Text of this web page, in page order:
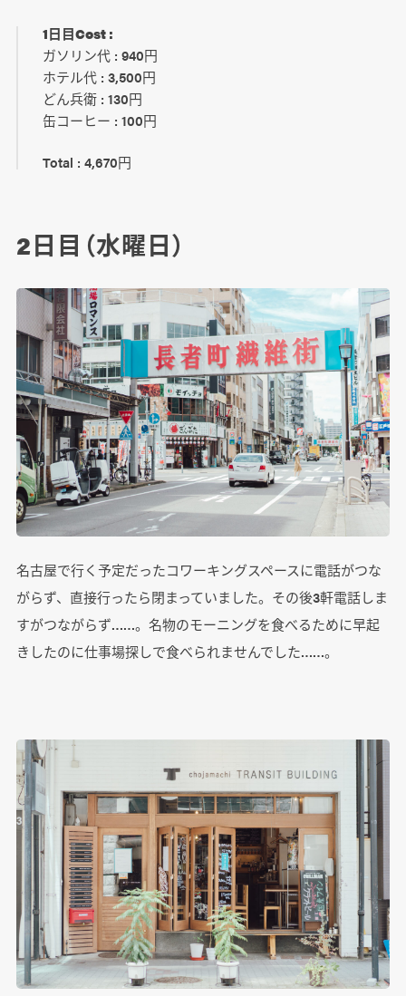
1日目Cost :
ガソリン代 : 940円
ホテル代 : 3,500円
どん兵衛 : 130円
缶コーヒー : 100円
Total : 4,670円
2日目（水曜日）
名古屋で行く予定だったコワーキングスペースに電話がつな
がらず、直接行ったら閉まっていました。その後3軒電話しま
すがつながらず……。名物のモーニングを食べるために早起
きしたのに仕事場探しで食べられませんでした……。